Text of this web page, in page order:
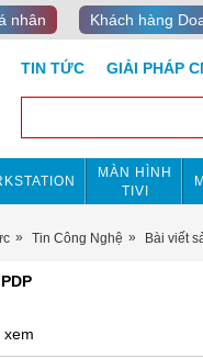
nhân Khách hàng
TIN TỨC GIẢI PHÁP
MÀN HÌNH
TIVI
Tin Công Nghệ Bài viết
xem